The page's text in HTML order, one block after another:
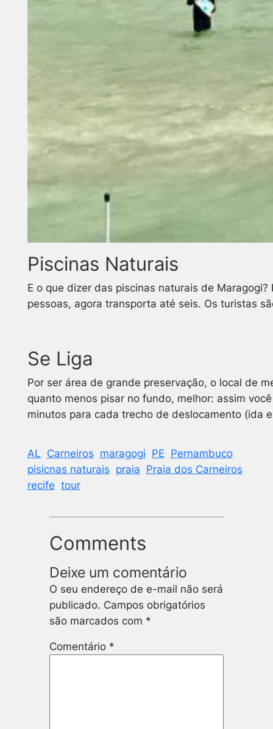
Piscinas Naturais
E o que dizer das piscinas naturais de
pessoas, agora transporta até seis. Os turistas
Se Liga
Por ser área de grande preservação, o local de
quanto menos pisar no fundo, melhor: assim
minutos para cada trecho de deslocamento (ida
AL Carneiros maragogi PE Pernambuco
pisicnas naturais praia Praia dos Carneiros
recife tour
Comments
Deixe um comentário
O seu endereço de e-mail não será
publicado. Campos obrigatórios
são marcados com *
Comentário *